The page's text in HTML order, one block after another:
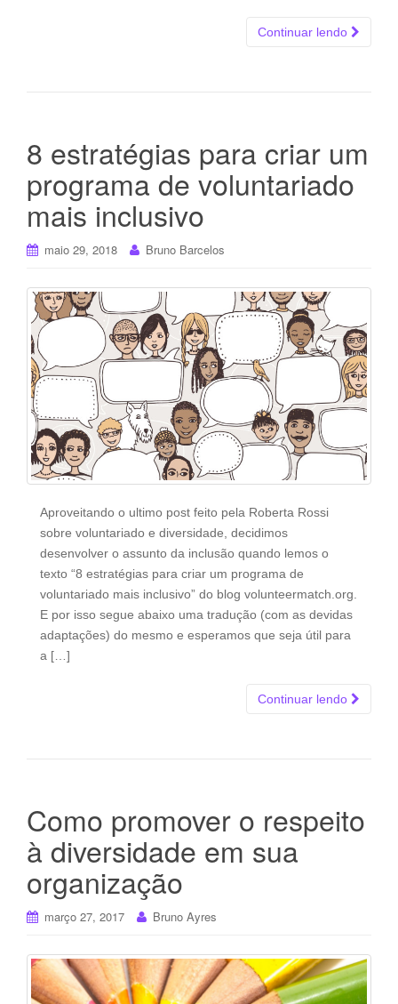
Continuar lendo
8 estratégias para criar um
programa de voluntariado
mais inclusivo
maio 29, 2018 Bruno Barcelos
Aproveitando o ultimo post feito pela Roberta Rossi
sobre voluntariado e diversidade, decidimos
desenvolver o assunto da inclusão quando lemos o
texto “8 estratégias para criar um programa de
voluntariado mais inclusivo” do blog volunteermatch.org.
E por isso segue abaixo uma tradução (com as devidas
adaptações) do mesmo e esperamos que seja útil para
a […]
Continuar lendo
Como promover o respeito
à diversidade em sua
organização
março 27, 2017 Bruno Ayres